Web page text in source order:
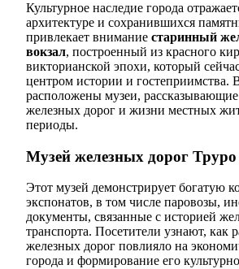
Культурное наследие города
архитектуре и сохранившихся
привлекает внимание старинный
вокзал, построенный из красного
викторианской эпохи, который
центром истории и гостеприимства.
расположены музеи, рассказывающие
железных дорог и жизни местных
периоды.
Музей железных дорог Труро
Этот музей демонстрирует богатую
экспонатов, в том числе паровозы,
документы, связанные с историей
транспорта. Посетители узнают, как
железных дорог повлияло на
города и формирование его